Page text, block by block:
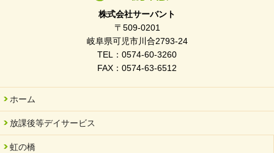
令和7年度 岐阜県スポーツ賞「FC Bombonera」
岐阜県「働いてもらい方改革」優良事例集に掲載されました
2025/06/10
未来会議 in 可児市 「斉藤まさゆき」
株式会社サーバント
〒509-0201
岐阜県可児市川合2793-24
TEL：0574-60-3260
FAX：0574-63-6512
ホーム
放課後等デイサービス
虹の橋